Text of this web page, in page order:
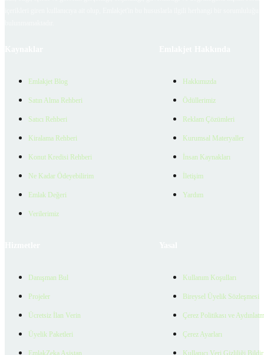
Emlakjet Blog
Satın Alma Rehberi
Satıcı Rehberi
Kiralama Rehberi
Konut Kredisi Rehberi
Ne Kadar Ödeyebilirim
Emlak Değeri
Verilerimiz
Hakkımızda
Ödüllerimiz
Reklam Çözümleri
Kurumsal Materyaller
İnsan Kaynakları
İletişim
Yardım
Danışman Bul
Projeler
Ücretsiz İlan Verin
Üyelik Paketleri
EmlakZeka Asistan
Kullanım Koşulları
Bireysel Üyelik Sözleşmesi
Çerez Politikası ve
Çerez Ayarları
Kullanıcı Veri Gizliliği